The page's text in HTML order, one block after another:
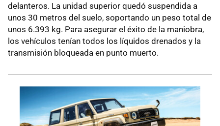
delanteros. La unidad superior quedó suspendida a
unos 30 metros del suelo, soportando un peso total de
unos 6.393 kg. Para asegurar el éxito de la maniobra,
los vehículos tenían todos los líquidos drenados y la
transmisión bloqueada en punto muerto.